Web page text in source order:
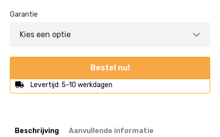
Garantie
Bestel nu!
Levertijd: 5-10 werkdagen
Beschrijving Aanvullende informatie